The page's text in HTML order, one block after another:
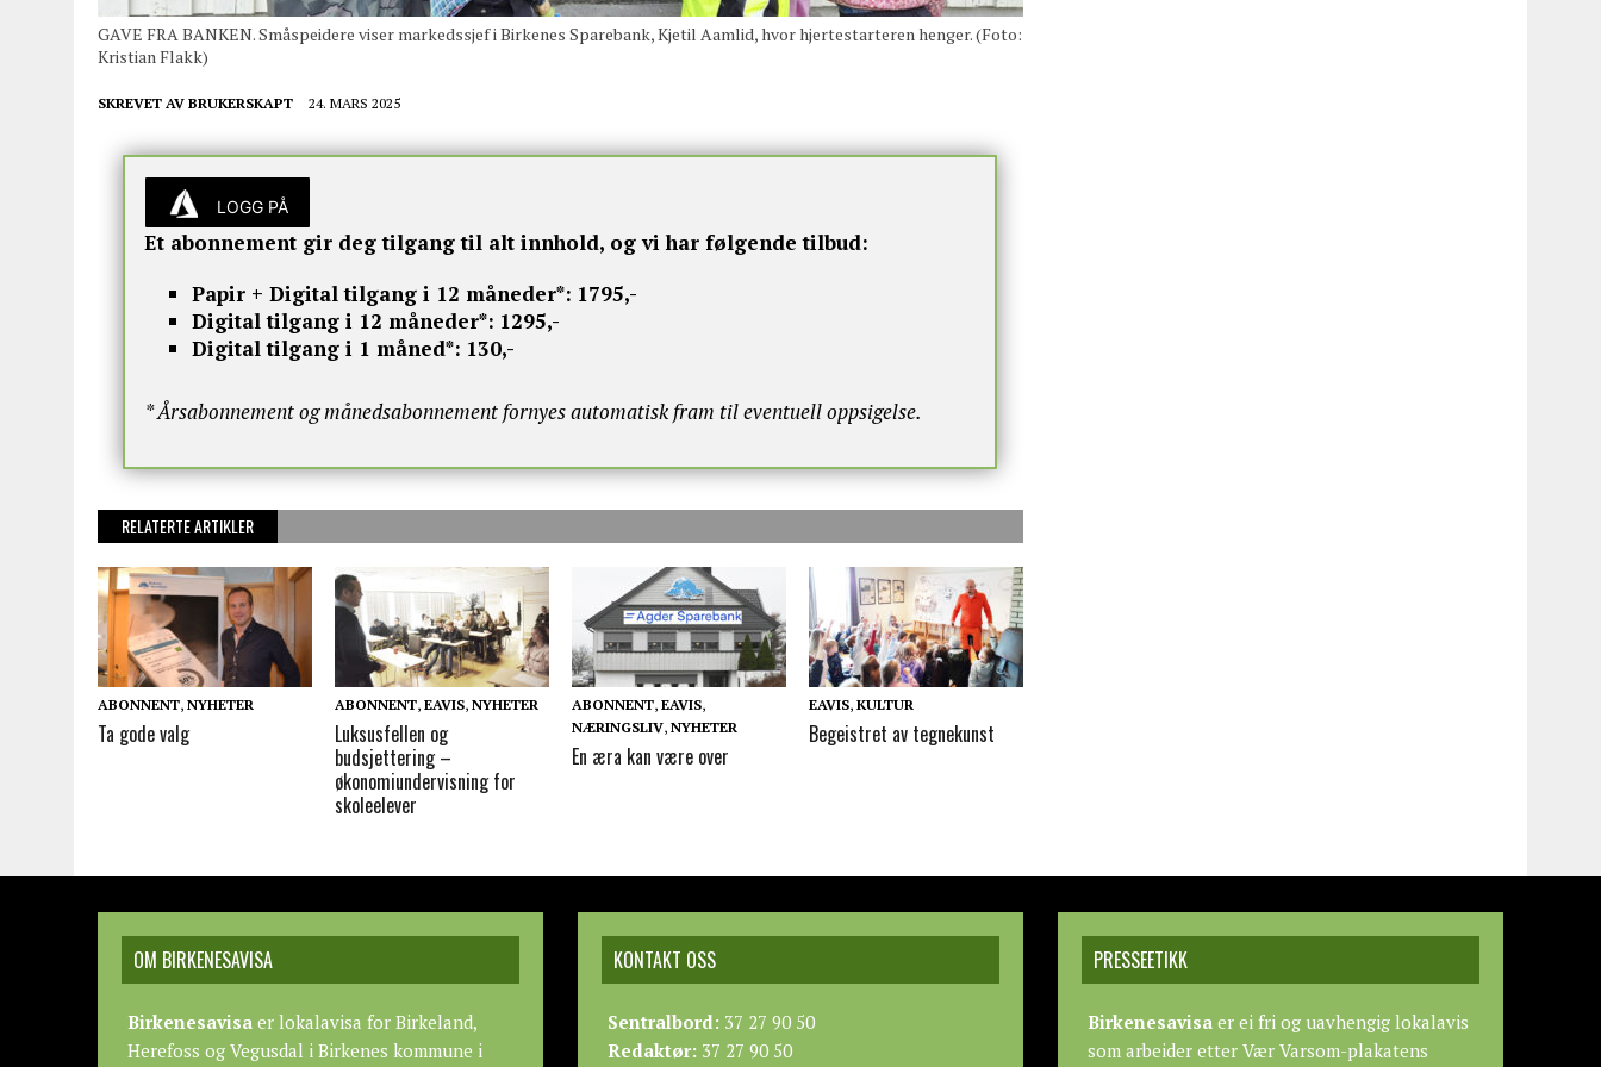
GAVE FRA BANKEN. Småspeidere viser markedssjef i Birkenes Sparebank, Kjetil Aamlid, hvor hjertestarteren henger. (Foto:
Kristian Flakk)
SKREVET AV BRUKERSKAPT 24. MARS 2025
LOGG PÅ
Et abonnement gir deg tilgang til alt innhold, og vi har følgende tilbud:
Papir + Digital tilgang i 12 måneder*: 1795,-
Digital tilgang i 12 måneder*: 1295,-
Digital tilgang i 1 måned*: 130,-
* Årsabonnement og månedsabonnement fornyes automatisk fram til eventuell oppsigelse.
RELATERTE ARTIKLER
ABONNENT, NYHETER
Ta gode valg
ABONNENT,EAVIS,NYHETER
Luksusfellen og
budsjettering –
økonomiundervisning for
skoleelever
ABONNENT,EAVIS,
NÆRINGSLIV,NYHETER
En æra kan være over
EAVIS,KULTUR
Begeistret av tegnekunst
OM BIRKENESAVISA
Birkenesavisa er lokalavisa for Birkeland,
Herefoss og Vegusdal i Birkenes kommune i
KONTAKT OSS
Sentralbord: 37 27 90 50
Redaktør: 37 27 90 50
PRESSEETIKK
Birkenesavisa er ei fri og uavhengig lokalavis
som arbeider etterVær Varsom-plakatens